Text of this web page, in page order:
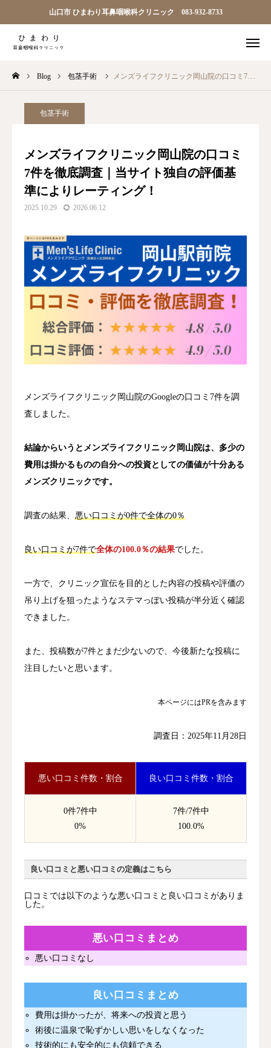
山口市 ひまわり耳鼻咽喉科クリニック 083-932-8733
Blog 包茎手術 メンズライフクリニック岡山院の口コミ7件を徹底調査｜当サイト独自の評価基準によりレーティング！
包茎手術
メンズライフクリニック岡山院の口コミ
7件を徹底調査｜当サイト独自の評価基
準によりレーティング！
2025.10.29 2026.06.12
メンズライフクリニック岡山院のGoogleの口コミ7件を調
査しました。
結論からいうとメンズライフクリニック岡山院は、多少の
費用は掛かるものの自分への投資としての価値が十分ある
メンズクリニックです。
調査の結果、 悪い口コミが0件で全体の0％
良い口コミが7件で全体の100.0％の結果でした。
一方で、クリニック宣伝を目的とした内容の投稿や評価の
吊り上げを狙ったようなステマっぽい投稿が半分近く確認
できました。
また、投稿数が7件とまだ少ないので、今後新たな投稿に
注目したいと思います。
本ページにはPRを含みます
調査日：2025年11月28日
悪い口コミ件数・割合 良い口コミ件数・割合
0件7件中
0%
7件/7件中
100.0%
良い口コミと悪い口コミの定義はこちら
口コミでは以下のような悪い口コミと良い口コミがありま
した。
悪い口コミまとめ
悪い口コミなし
良い口コミまとめ
費用は掛かったが、将来への投資と思う
術後に温泉で恥ずかしい思いをしなくなった
技術的にも安全的にも信頼できる

問診 アクセス
診療案内
院長ごあいさつ
お知らせ
いびき・無呼吸